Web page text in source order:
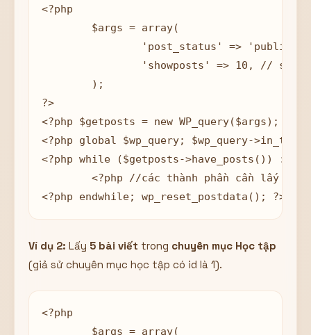
<?php
?>
<?php $getposts = new WP_query($args); ?>
<?php global $wp_query; $wp_query-
<?php while ($getposts->have_posts()) :
<?php endwhile; wp_reset_postdata(); ?>
Ví dụ 2: Lấy 5 bài viết trong chuyên mục Học tập
(giả sử chuyên mục học tập có id là 1).
<?php